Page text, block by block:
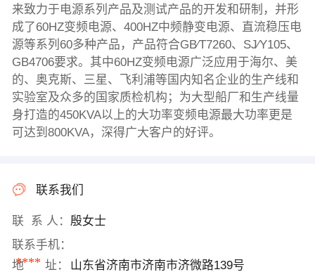
来致力于电源系列产品及测试产品的开发和研制，并形
成了60HZ变频电源、400HZ中频静变电源、直流稳压电
源等系列60多种产品，产品符合GB∕T7260、SJ∕Y105、
GB4706要求。其中60HZ变频电源广泛应用于海尔、美
的、奥克斯、三星、飞利浦等国内知名企业的生产线和
实验室及众多的国家质检机构；为大型船厂和生产线量
身打造的450KVA以上的大功率变频电源最大功率更是
可达到800KVA，深得广大客户的好评。
联系我们
联 系 人： 殷女士
联系手机：
****
地 址： 山东省济南市济南市济微路139号